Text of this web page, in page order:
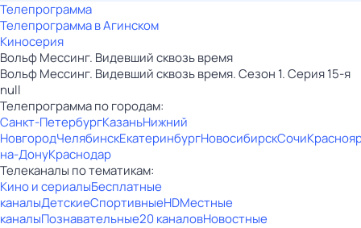
Телепрограмма
Телепрограмма в Агинском
Киносерия
Вольф Мессинг. Видевший сквозь время
Вольф Мессинг. Видевший сквозь время. Сезон 1. Серия 15-я
null
Телепрограмма по городам:
Санкт-ПетербургКазаньНижний
НовгородЧелябинскЕкатеринбургНовосибирскСочи
на-ДонуКраснодар
Телеканалы по тематикам:
Кино и сериалыБесплатные
каналыДетскиеСпортивныеHDМестные
каналыПознавательные20 каналовНовостные